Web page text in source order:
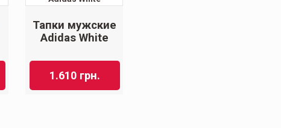
Тапки мужские
Adidas White
1.610 грн.